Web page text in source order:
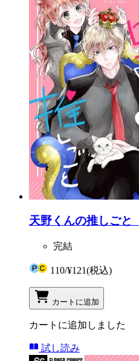
天野くんの推しごと
完結
110/¥121(税込)
カートに追加
カートに追加しました
試し読み